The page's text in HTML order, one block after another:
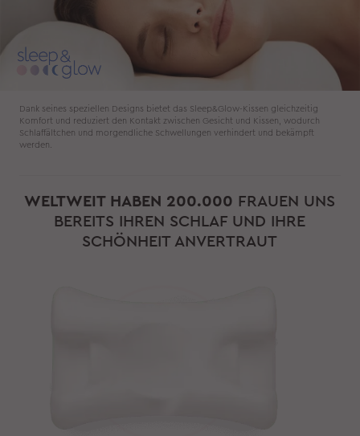
Dank seines speziellen Designs bietet das Sleep&Glow-Kissen gleichzeitig
Komfort und reduziert den Kontakt zwischen Gesicht und Kissen, wodurch
Schlaffältchen und morgendliche Schwellungen verhindert und bekämpft
werden.
WELTWEIT HABEN 200.000 FRAUEN UNS
BEREITS IHREN SCHLAF UND IHRE
SCHÖNHEIT ANVERTRAUT